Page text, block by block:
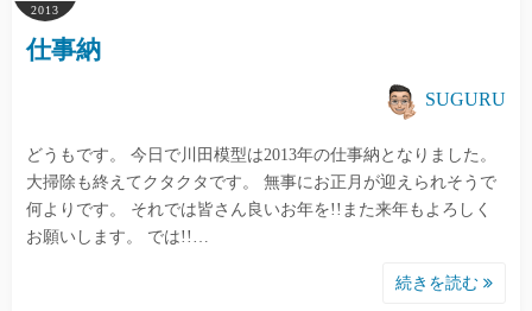
2013
仕事納
SUGURU
どうもです。 今日で川田模型は2013年の仕事納となりました。
大掃除も終えてクタクタです。 無事にお正月が迎えられそうで
何よりです。 それでは皆さん良いお年を!!また来年もよろしく
お願いします。 では!!…
続きを読む